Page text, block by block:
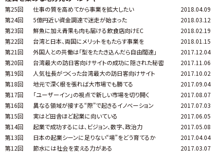
第25回 仕事の質を高めてから事業を拡大したい
2018.04.09
第24回
5億円近い資金調達で迷走が始まった
2018.03.12
第23回
鮮魚に加え青果も肉も届ける飲食店向けEC
2018.02.19
第22回
台湾と日本、両国にメリットをもたらす事業を
2018.01.15
第21回
外国人との共働は「型をたたき込んだら自由闊達」
2017.12.04
第20回
台湾最大の訪日客向けサイトの成功に隠された秘密
2017.11.06
第19回
人気社長がつくった台湾最大の訪日客向けサイト
2017.10.02
第18回
地元で深く根を張れば大市場でも勝てる
2017.09.04
第17回
「ユーザーイン」の視点で新しい市場を切り開く
2017.08.07
第16回
異なる領域が接する“際”で起きるイノベーション
2017.07.03
第15回
実はど田舎ほど起業に向いている
2017.06.05
第14回
起業で成功するには、ビジョン、数字、政治力
2017.05.08
第13回
日本の起業シーンに足りない“場”をどう育てるか
2017.04.04
第12回
節水には社会を変える力がある
2017.03.07